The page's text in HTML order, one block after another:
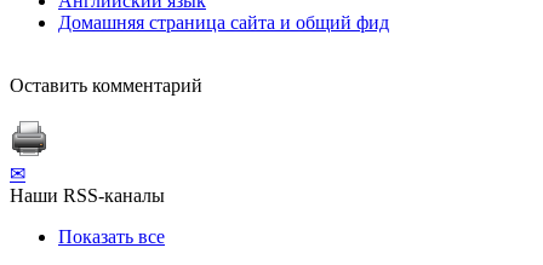
Домашняя страница сайта и общий фид
Оставить комментарий
✉
Наши RSS-каналы
Показать все